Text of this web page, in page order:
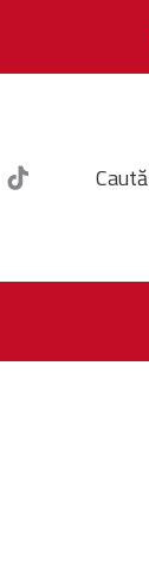
Caută